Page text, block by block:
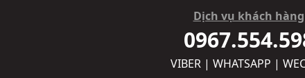
Dịch vụ khách hàng
VIBER | WHATSAPP |